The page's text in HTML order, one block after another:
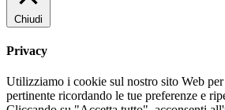
Chiudi
Privacy
Utilizziamo i cookie sul nostro sito Web
pertinente ricordando le tue preferenze e